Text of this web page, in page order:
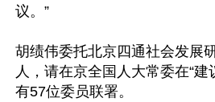
议。”
胡绩伟委托北京四通社会发展
人，请在京全国人大常委在“建
有57位委员联署。